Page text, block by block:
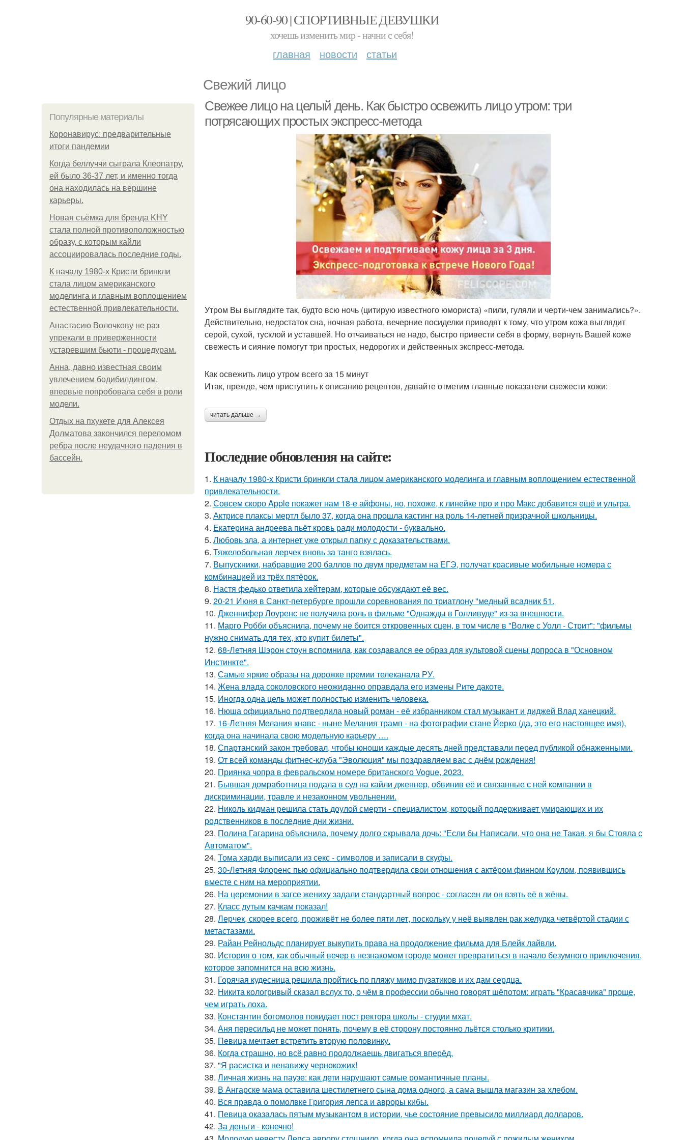
90-60-90 | СПОРТИВНЫЕ ДЕВУШКИ
хочешь изменить мир - начни с себя!
главная новости статьи
Свежий лицо
Популярные материалы
Коронавирус: предварительные
итоги пандемии
Когда беллуччи сыграла Клеопатру,
ей было 36-37 лет, и именно тогда
она находилась на вершине
карьеры.
Новая съёмка для бренда KHY
стала полной противоположностью
образу, с которым кайли
ассоциировалась последние годы.
К началу 1980-х Кристи бринкли
стала лицом американского
моделинга и главным воплощением
естественной привлекательности.
Анастасию Волочкову не раз
упрекали в приверженности
устаревшим бьюти - процедурам.
Анна, давно известная своим
увлечением бодибилдингом,
впервые попробовала себя в роли
модели.
Отдых на пхукете для Алексея
Долматова закончился переломом
ребра после неудачного падения в
бассейн.
Свежее лицо на целый день. Как быстро освежить лицо утром: три
потрясающих простых экспресс-метода
Утром Вы выглядите так, будто всю ночь (цитирую известного юмориста) «пили, гуляли и черти-чем занимались?».
Действительно, недостаток сна, ночная работа, вечерние посиделки приводят к тому, что утром кожа выглядит
серой, сухой, тусклой и уставшей. Но отчаиваться не надо, быстро привести себя в форму, вернуть Вашей коже
свежесть и сияние помогут три простых, недорогих и действенных экспресс-метода.
Как освежить лицо утром всего за 15 минут
Итак, прежде, чем приступить к описанию рецептов, давайте отметим главные показатели свежести кожи:
читать дальше →
Последние обновления на сайте:
1. К началу 1980-х Кристи бринкли стала лицом американского моделинга и главным воплощением естественной
привлекательности.
2. Совсем скоро Apple покажет нам 18-е айфоны, но, похоже, к линейке про и про Макс добавится ещё и ультра.
3. Актрисе плаксы мертл было 37, когда она прошла кастинг на роль 14-летней призрачной школьницы.
4. Екатерина андреева пьёт кровь ради молодости - буквально.
5. Любовь зла, а интернет уже открыл папку с доказательствами.
6. Тяжелобольная лерчек вновь за танго взялась.
7. Выпускники, набравшие 200 баллов по двум предметам на ЕГЭ, получат красивые мобильные номера с
комбинацией из трёх пятёрок.
8. Настя федько ответила хейтерам, которые обсуждают её вес.
9. 20-21 Июня в Санкт-петербурге прошли соревнования по триатлону "медный всадник 51.
10. Дженнифер Лоуренс не получила роль в фильме "Однажды в Голливуде" из-за внешности.
11. Марго Робби объяснила, почему не боится откровенных сцен, в том числе в "Волке с Уолл - Стрит": "фильмы
нужно снимать для тех, кто купит билеты".
12. 68-Летняя Шэрон стоун вспомнила, как создавался ее образ для культовой сцены допроса в "Основном
Инстинкте".
13. Самые яркие образы на дорожке премии телеканала РУ.
14. Жена влада соколовского неожиданно оправдала его измены Рите дакоте.
15. Иногда одна цель может полностью изменить человека.
16. Нюша официально подтвердила новый роман - её избранником стал музыкант и диджей Влад ханецкий.
17. 16-Летняя Мелания кнавс - ныне Мелания трамп - на фотографии стане Йерко (да, это его настоящее имя),
когда она начинала свою модельную карьеру ….
18. Спартанский закон требовал, чтобы юноши каждые десять дней представали перед публикой обнаженными.
19. От всей команды фитнес-клуба "Эволюция" мы поздравляем вас с днём рождения!
20. Приянка чопра в февральском номере британского Vogue, 2023.
21. Бывшая домработница подала в суд на кайли дженнер, обвинив её и связанные с ней компании в
дискриминации, травле и незаконном увольнении.
22. Николь кидман решила стать доулой смерти - специалистом, который поддерживает умирающих и их
родственников в последние дни жизни.
23. Полина Гагарина объяснила, почему долго скрывала дочь: "Если бы Написали, что она не Такая, я бы Стояла с
Автоматом".
24. Тома харди выписали из секс - символов и записали в скуфы.
25. 30-Летняя Флоренс пью официально подтвердила свои отношения с актёром финном Коулом, появившись
вместе с ним на мероприятии.
26. На церемонии в загсе жениху задали стандартный вопрос - согласен ли он взять её в жёны.
27. Класс дутым качкам показал!
28. Лерчек, скорее всего, проживёт не более пяти лет, поскольку у неё выявлен рак желудка четвёртой стадии с
метастазами.
29. Райан Рейнольдс планирует выкупить права на продолжение фильма для Блейк лайвли.
30. История о том, как обычный вечер в незнакомом городе может превратиться в начало безумного приключения,
которое запомнится на всю жизнь.
31. Горячая кудесница решила пройтись по пляжу мимо пузатиков и их дам сердца.
32. Никита кологривый сказал вслух то, о чём в профессии обычно говорят шёпотом: играть "Красавчика" проще,
чем играть лоха.
33. Константин богомолов покидает пост ректора школы - студии мхат.
34. Аня пересильд не может понять, почему в её сторону постоянно льётся столько критики.
35. Певица мечтает встретить вторую половинку.
36. Когда страшно, но всё равно продолжаешь двигаться вперёд.
37. "Я расистка и ненавижу чернокожих!
38. Личная жизнь на паузе: как дети нарушают самые романтичные планы.
39. В Ангарске мама оставила шестилетнего сына дома одного, а сама вышла магазин за хлебом.
40. Вся правда о помолвке Григория лепса и авроры кибы.
41. Певица оказалась пятым музыкантом в истории, чье состояние превысило миллиард долларов.
42. За деньги - конечно!